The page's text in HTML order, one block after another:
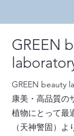
GREEN
GREEN beauty
康美・高品質の
植物にとって最
（天神警固）よ